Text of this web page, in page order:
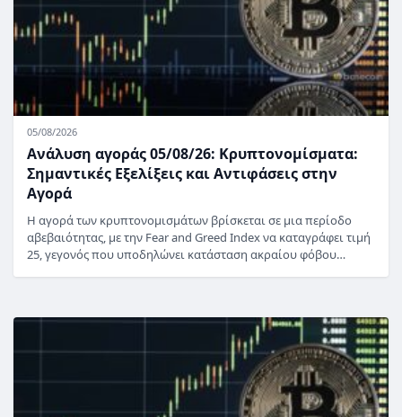
05/08/2026
Ανάλυση αγοράς 05/08/26: Κρυπτονομίσματα:
Σημαντικές Εξελίξεις και Αντιφάσεις στην
Αγορά
Η αγορά των κρυπτονομισμάτων βρίσκεται σε μια περίοδο
αβεβαιότητας, με την Fear and Greed Index να καταγράφει τιμή
25, γεγονός που υποδηλώνει κατάσταση ακραίου φόβου…